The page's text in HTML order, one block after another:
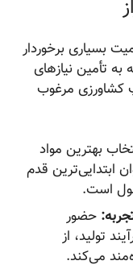
برخوردار
نیازهای
مرغوب
بهترین مواد
قدم
است.
حضور
تولید، از
می‌کند.